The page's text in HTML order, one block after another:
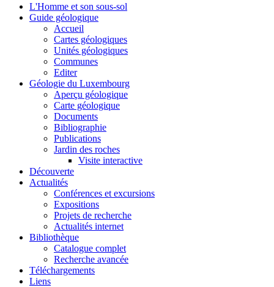
L'Homme et son sous-sol
Guide géologique
Accueil
Cartes géologiques
Unités géologiques
Communes
Editer
Géologie du Luxembourg
Aperçu géologique
Carte géologique
Documents
Bibliographie
Publications
Jardin des roches
Visite interactive
Découverte
Actualités
Conférences et excursions
Expositions
Projets de recherche
Actualités internet
Bibliothèque
Catalogue complet
Recherche avancée
Téléchargements
Liens